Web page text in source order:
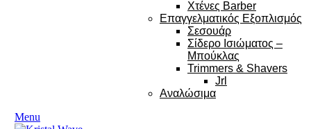
Χτένες Barber
Επαγγελματικός Εξοπλισμός
Σεσουάρ
Σίδερο Ισιώματος –
Μπούκλας
Trimmers & Shavers
Jrl
Αναλώσιμα
Menu